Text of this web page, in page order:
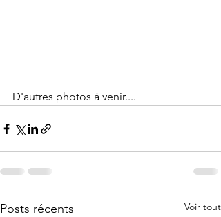
D'autres photos à venir....
Posts récents Voir tout